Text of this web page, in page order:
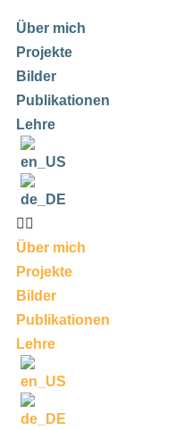
Über mich
Projekte
Bilder
Publikationen
Lehre
Über mich
Projekte
Bilder
Publikationen
Lehre